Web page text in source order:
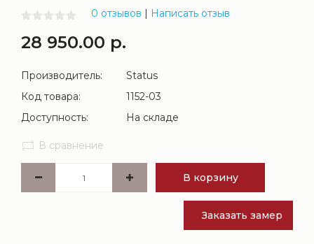
0 отзывов | Написать отзыв
28 950.00 р.
Производитель:
Status
Код товара:
1152-03
Доступность:
На складе
В сравнение
В корзину
Заказать замер